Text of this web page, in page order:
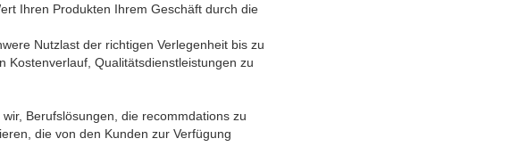
Ihren Produkten Ihrem Geschäft durch die
Nutzlast der richtigen Verlegenheit bis zu
Kostenverlauf, Qualitätsdienstleistungen zu
Berufslösungen, die recommdations zu
die von den Kunden zur Verfügung